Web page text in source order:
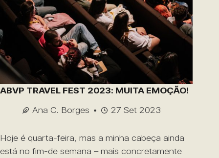
ABVP TRAVEL FEST 2023: MUITA EMOÇÃO!
Ana C. Borges
27 Set 2023
Hoje é quarta-feira, mas a minha cabeça ainda
está no fim-de semana – mais concretamente